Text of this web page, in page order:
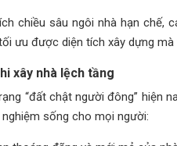
chiều sâu ngôi nhà hạn chế,
ưu được diện tích xây dựng
xây nhà lệch tầng
“đất chật người đông” hiện
sống cho mọi người: